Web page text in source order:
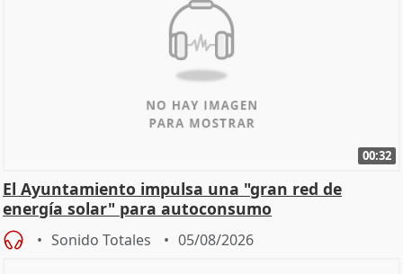
00:32
El Ayuntamiento impulsa una "gran red de
energía solar" para autoconsumo
Sonido Totales 05/08/2026